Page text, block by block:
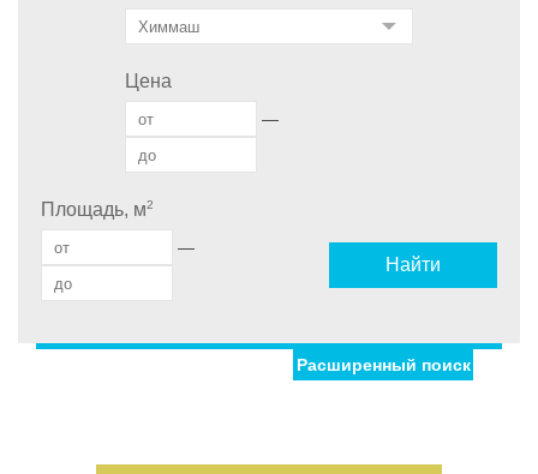
Цена
—
Площадь, м2
—
Найти
Дом С фото
Расширенный поиск